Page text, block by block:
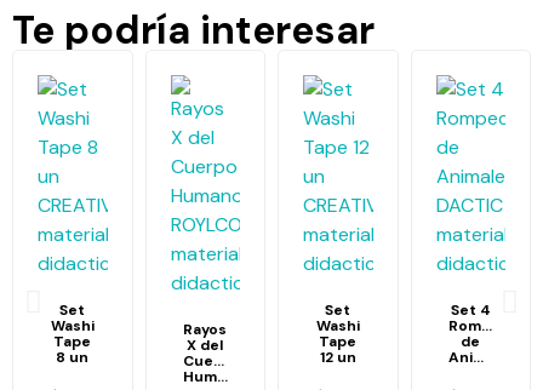
Te podría interesar
Set
Washi
Tape
8 un
Rayos
X del
Cuerpo
Humano
Set
Washi
Tape
12 un
Set 4
de
Animales